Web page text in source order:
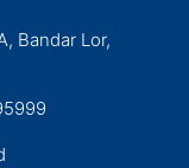
Bandar Lor,